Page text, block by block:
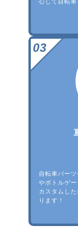
心して自転車
自転車パー
やボトルゲー
カスタムし
ります！